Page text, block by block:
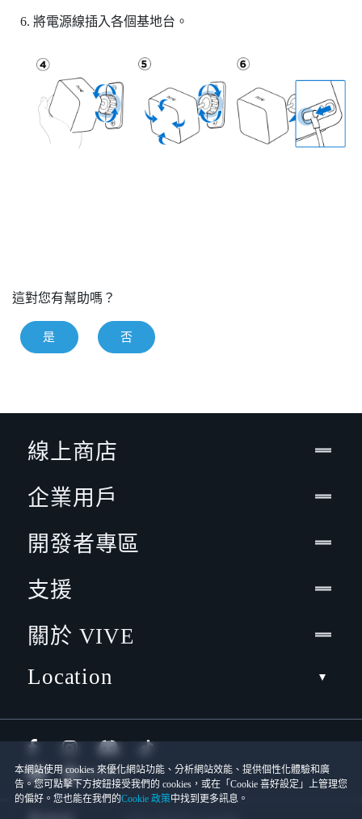
將電源線插入各個基地台。
這對您有幫助嗎？
是 否
本網站使用 cookies 來優化網站功能、分析網站效能、提供個性化體驗和廣
告。您可點擊下方按鈕接受我們的 cookies，或在「Cookie 喜好設定」上管理您
的偏好。您也能在我們的Cookie 政策中找到更多訊息。
線上商店
企業用戶
開發者專區
支援
關於 VIVE
Location